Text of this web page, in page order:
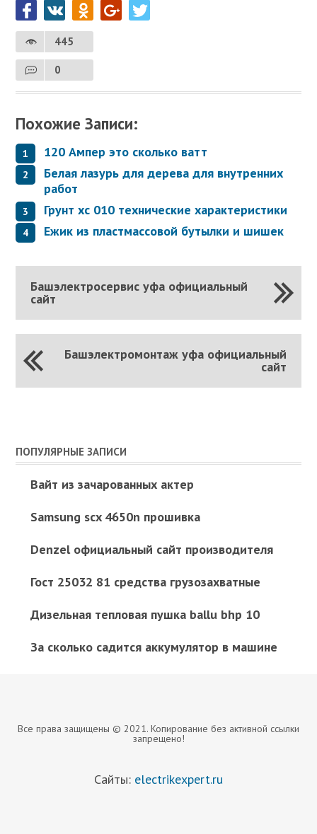
445
0
Похожие Записи:
120 Ампер это сколько ватт
Белая лазурь для дерева для внутренних
работ
Грунт хс 010 технические характеристики
Ежик из пластмассовой бутылки и шишек
Башэлектросервис уфа официальный
сайт
Башэлектромонтаж уфа официальный
сайт
ПОПУЛЯРНЫЕ ЗАПИСИ
Вайт из зачарованных актер
Samsung scx 4650n прошивка
Denzel официальный сайт производителя
Гост 25032 81 средства грузозахватные
Дизельная тепловая пушка ballu bhp 10
За сколько садится аккумулятор в машине
Все права защищены © 2021. Копирование без активной ссылки
запрещено!
Сайты: electrikexpert.ru